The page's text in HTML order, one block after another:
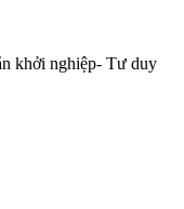
khởi nghiệp- Tư duy